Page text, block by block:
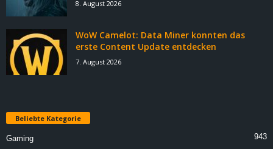
8. August 2026
WoW Camelot: Data Miner konnten das
erste Content Update entdecken
7. August 2026
Beliebte Kategorie
Gaming 943